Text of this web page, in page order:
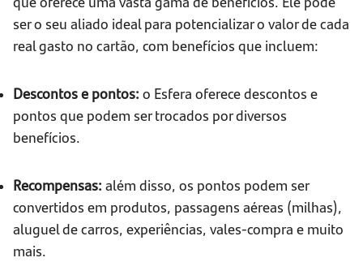
ser o seu aliado ideal para potencializar o valor de cada
real gasto no cartão, com benefícios que incluem:
Descontos e pontos: o Esfera oferece descontos e
pontos que podem ser trocados por diversos
benefícios.
Recompensas: além disso, os pontos podem ser
convertidos em produtos, passagens aéreas (milhas),
aluguel de carros, experiências, vales-compra e muito
mais.